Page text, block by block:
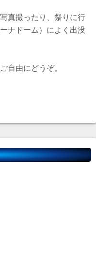
真撮ったり、祭りに行
ナドーム）によく出没
自由にどうぞ。